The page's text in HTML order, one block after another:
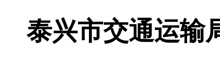
泰兴市交通运输